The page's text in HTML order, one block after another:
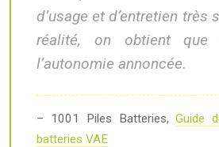
d’usage et d’entretien très
réalité, on obtient que
l’autonomie annoncée.
– 1001 Piles Batteries,Guide
batteries VAE